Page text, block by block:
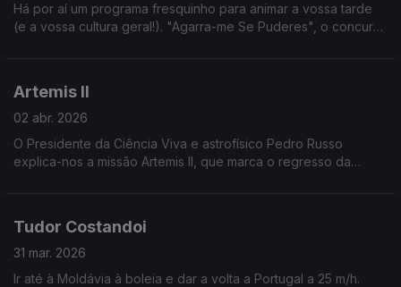
Há por aí um programa fresquinho para animar a vossa tarde
(e a vossa cultura geral!). "Agarra-me Se Puderes", o concurso
Artemis II
02 abr. 2026
O Presidente da Ciência Viva e astrofísico Pedro Russo
explica-nos a missão Artemis II, que marca o regresso da
Tudor Costandoi
31 mar. 2026
Ir até à Moldávia à boleia e dar a volta a Portugal a 25 m/h.